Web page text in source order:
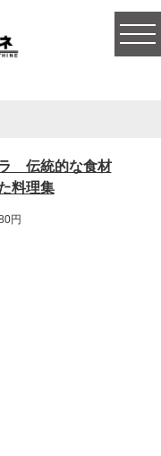
伝統的な食材
料理集
円